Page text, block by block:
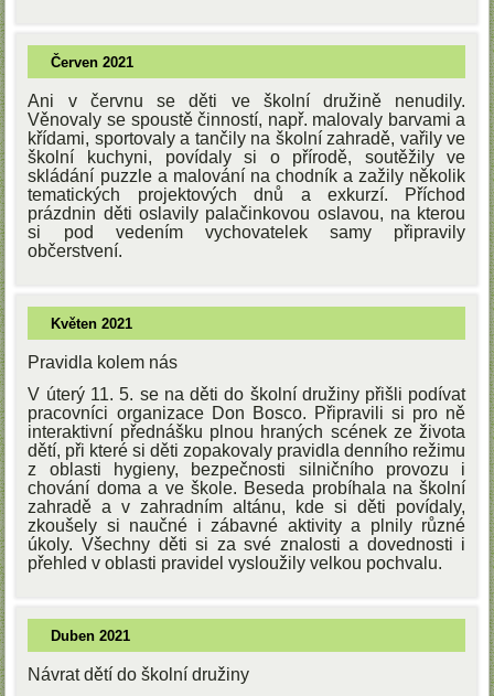
Červen 2021
Ani v červnu se děti ve školní družině nenudily.
Věnovaly se spoustě činností, např. malovaly barvami a
křídami, sportovaly a tančily na školní zahradě, vařily ve
školní kuchyni, povídaly si o přírodě, soutěžily ve
skládání puzzle a malování na chodník a zažily několik
tematických projektových dnů a exkurzí. Příchod
prázdnin děti oslavily palačinkovou oslavou, na kterou
si pod vedením vychovatelek samy připravily
občerstvení.
Květen 2021
Pravidla kolem nás
V úterý 11. 5. se na děti do školní družiny přišli podívat
pracovníci organizace Don Bosco. Připravili si pro ně
interaktivní přednášku plnou hraných scének ze života
dětí, při které si děti zopakovaly pravidla denního režimu
z oblasti hygieny, bezpečnosti silničního provozu i
chování doma a ve škole. Beseda probíhala na školní
zahradě a v zahradním altánu, kde si děti povídaly,
zkoušely si naučné i zábavné aktivity a plnily různé
úkoly. Všechny děti si za své znalosti a dovednosti i
přehled v oblasti pravidel vysloužily velkou pochvalu.
Duben 2021
Návrat dětí do školní družiny